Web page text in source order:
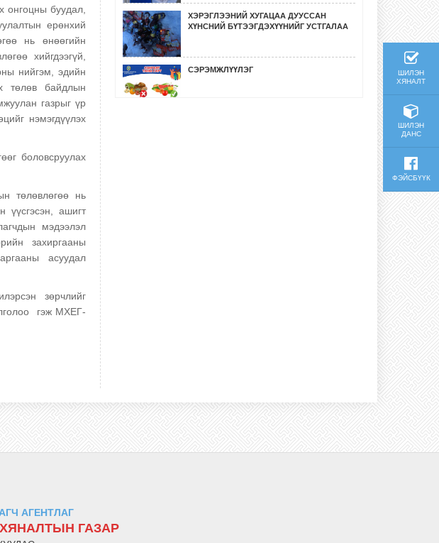
ШИЛЭН
ХЯНАЛТ
ШИЛЭН
ДАНС
ФЭЙСБҮҮК
онгоцны буудал,
ерөнхий
нь өнөөгийн
хийгдээгүй,
нийгэм, эдийн
төлөв байдлын
газрыг үр
нэмэгдүүлэх
боловсруулах
төлөвлөгөө нь
үүсгэсэн, ашигт
мэдээлэл
захиргааны
асуудал
зөрчлийг
гэж МХЕГ-
ХЭРЭГЛЭЭНИЙ ХУГАЦАА ДУУССАН
ХҮНСНИЙ БҮТЭЭГДЭХҮҮНИЙГ УСТГАЛАА
СЭРЭМЖЛҮҮЛЭГ
АГЕНТЛАГ
ГАЗАР